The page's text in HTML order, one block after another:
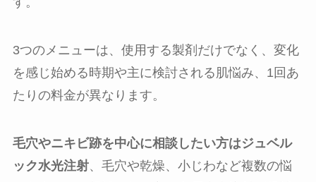
3つのメニューは、使用する製剤だけでなく、変化
を感じ始める時期や主に検討される肌悩み、1回あ
たりの料金が異なります。
毛穴やニキビ跡を中心に相談したい方はジュベル
ック水光注射、毛穴や乾燥、小じわなど複数の悩